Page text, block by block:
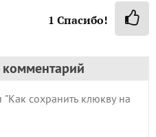
1 Спасибо!
комментарий